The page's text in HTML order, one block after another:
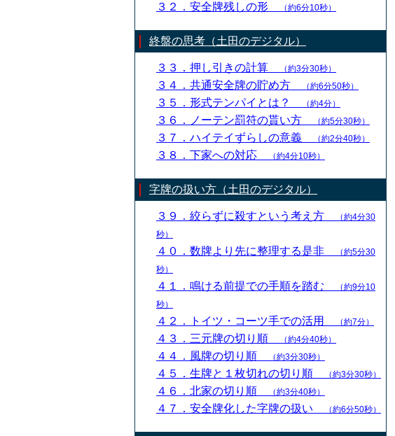
３２．安全牌残しの形 （約6分10秒）
終盤の思考（土田のデジタル）
３３．押し引きの計算 （約3分30秒）
３４．共通安全牌の貯め方 （約6分50秒）
３５．形式テンパイとは？ （約4分）
３６．ノーテン罰符の貰い方 （約5分30秒）
３７．ハイテイずらしの意義 （約2分40秒）
３８．下家への対応 （約4分10秒）
字牌の扱い方（土田のデジタル）
３９．絞らずに殺すという考え方
（約4分30
秒）
４０．数牌より先に整理する是非
（約5分30
秒）
４１．鳴ける前提での手順を踏む
（約9分10
秒）
４２．トイツ・コーツ手での活用 （約7分）
４３．三元牌の切り順 （約4分40秒）
４４．風牌の切り順 （約3分30秒）
４５．生牌と１枚切れの切り順 （約3分30秒）
４６．北家の切り順 （約3分40秒）
４７．安全牌化した字牌の扱い （約6分50秒）